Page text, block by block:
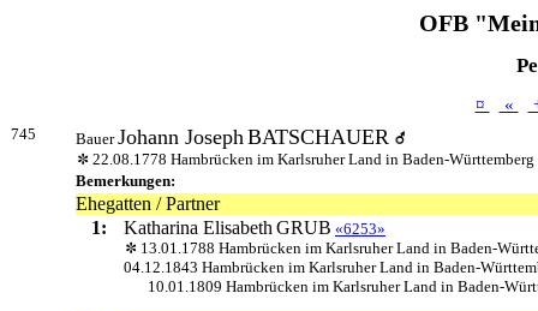
OFB
¤ «
745 BauerJohann JosephBATSCHAUER
22.08.1778 Hambrücken im Karlsruher Land in Baden-Württemberg
Bemerkungen:
Ehegatten / Partner
1:
Katharina Elisabeth GRUB «6253»
13.01.1788 Hambrücken im Karlsruher Land in Baden-
04.12.1843 Hambrücken im Karlsruher Land in Baden-
10.01.1809 Hambrücken im Karlsruher Land in Baden-